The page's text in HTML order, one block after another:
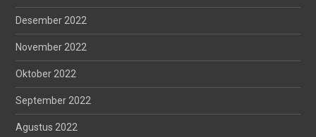
Desember 2022
November 2022
Oktober 2022
September 2022
Agustus 2022